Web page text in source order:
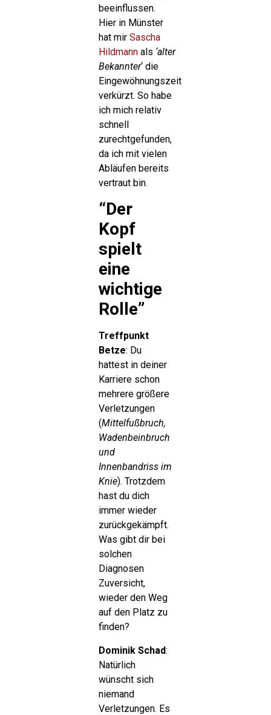
beeinflussen.
Hier in Münster
hat mir Sascha
Hildmannals ‘alter
Bekannter‘ die
Eingewöhnungszeit
verkürzt. So habe
ich mich relativ
schnell
zurechtgefunden,
da ich mit vielen
Abläufen bereits
vertraut bin.
“Der
Kopf
spielt
eine
wichtige
Rolle”
Treffpunkt
Betze: Du
hattest in deiner
Karriere schon
mehrere größere
Verletzungen
(Mittelfußbruch,
Wadenbeinbruch
und
Innenbandriss im
Knie). Trotzdem
hast du dich
immer wieder
zurückgekämpft.
Was gibt dir bei
solchen
Diagnosen
Zuversicht,
wieder den Weg
auf den Platz zu
finden?
Dominik Schad:
Natürlich
wünscht sich
niemand
Verletzungen. Es